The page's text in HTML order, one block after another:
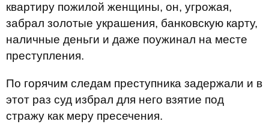
квартиру пожилой женщины, он, угрожая,
забрал золотые украшения, банковскую карту,
наличные деньги и даже поужинал на месте
преступления.
По горячим следам преступника задержали и в
этот раз суд избрал для него взятие под
стражу как меру пресечения.